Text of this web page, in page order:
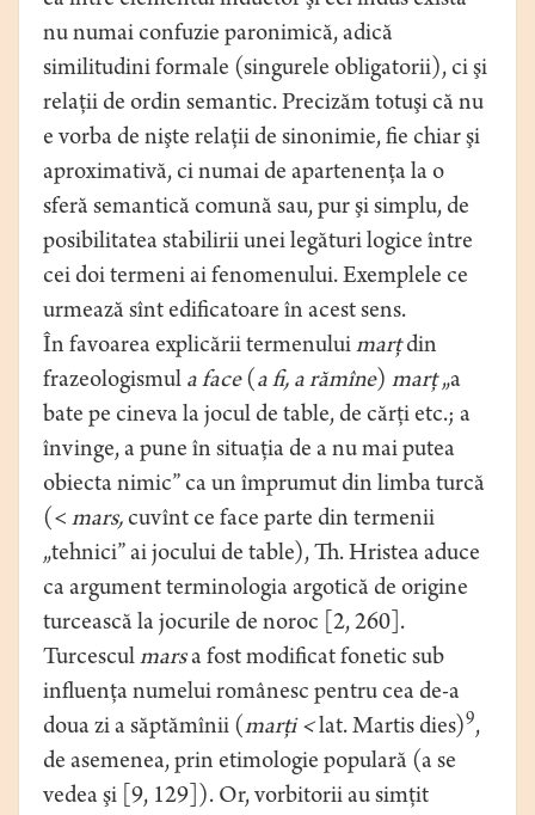
nu numai confuzie paronimică, adică
similitudini formale (singurele obligatorii), ci şi
relaţii de ordin semantic. Precizăm totuşi că nu
e vorba de nişte relaţii de sinonimie, fie chiar şi
aproximativă, ci numai de apartenenţa la o
sferă semantică comună sau, pur şi simplu, de
posibilitatea stabilirii unei legături logice între
cei doi termeni ai fenomenului. Exemplele ce
urmează sînt edificatoare în acest sens.
În favoarea explicării termenuluimarţdin
frazeologismul a face(a fi, a rămîne) marţ„a
bate pe cineva la jocul de table, de cărţi etc.; a
învinge, a pune în situaţia de a nu mai putea
obiecta nimic” ca un împrumut din limba turcă
(< mars, cuvînt ce face parte din termenii
„tehnici” ai jocului de table), Th. Hristea aduce
ca argument terminologia argotică de origine
turcească la jocurile de noroc [2, 260].
Turcesculmarsa fost modificat fonetic sub
influenţa numelui românesc pentru cea de-a
doua zi a săptămînii (marţi <lat. Martis dies)9,
de asemenea, prin etimologie populară (a se
vedea şi [9, 129]). Or, vorbitorii au simţit